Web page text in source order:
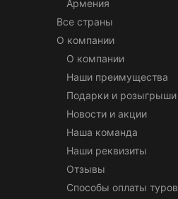
Армения
Все страны
О компании
О компании
Наши преимущества
Подарки и розыгрыши
Новости и акции
Наша команда
Наши реквизиты
Отзывы
Способы оплаты туров